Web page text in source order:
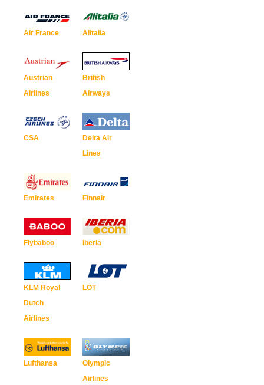
Air France Alitalia
Austrian
Airlines
British
Airways
CSA
Delta Air
Lines
Emirates Finnair
Flybaboo Iberia
KLM Royal
Dutch
Airlines
LOT
Lufthansa
Olympic
Airlines